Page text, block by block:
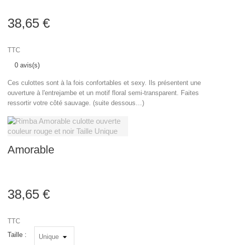
38,65 €
TTC
0 avis(s)
Ces culottes sont à la fois confortables et sexy. Ils présentent une
ouverture à l'entrejambe et un motif floral semi-transparent. Faites
ressortir votre côté sauvage. (suite dessous…)
Amorable
38,65 €
TTC
Taille :